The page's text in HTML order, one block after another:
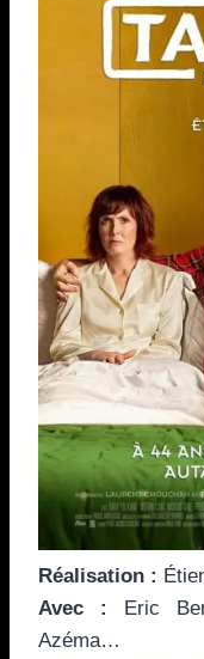
Réalisation :
Avec : Eric
Azéma…